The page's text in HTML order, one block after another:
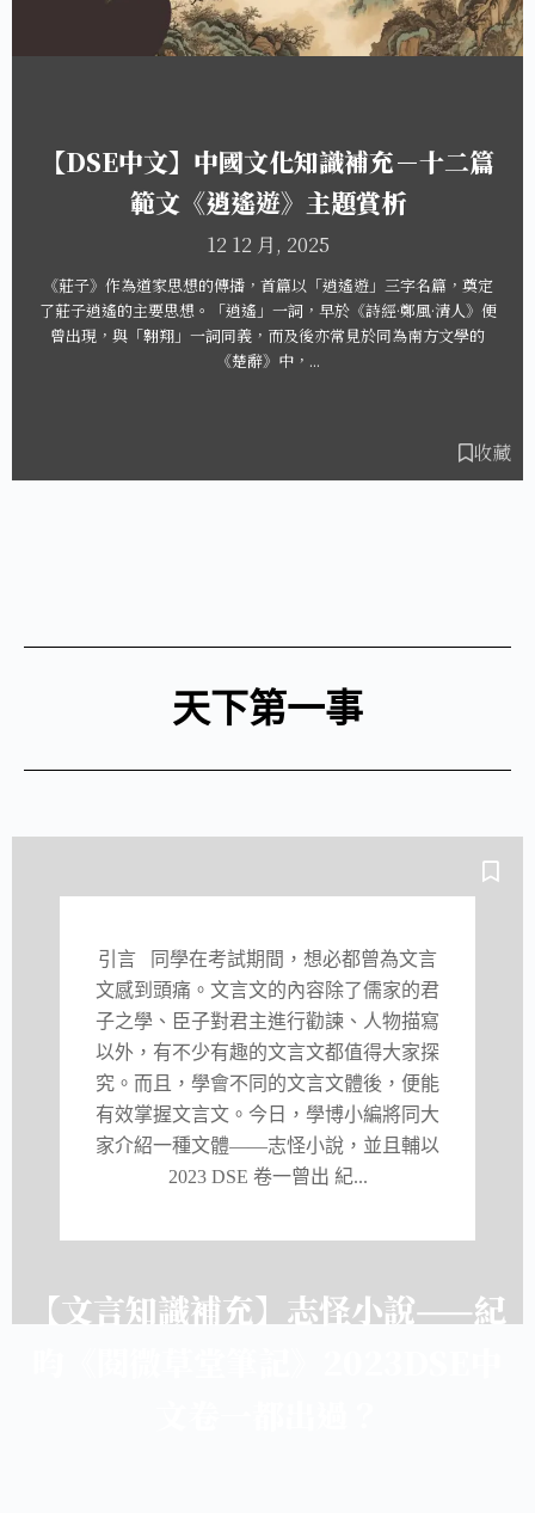
DSE中文中國文化知識補充——〈
看雪〉賞讀
4 12 月, 2025
晚明小品，表面上是一種自我眨損的名稱，卻對個人生
愉津津樂道，當中更講究的是文人精神上的個性解放。
品文集大成者」的張岱，對明史有著透澈的理解，因此
記錄了明朝社...
天下第一事
引言 同學在考試期間，想必都曾為文言
文感到頭痛。文言文的內容除了儒家的君
子之學、臣子對君主進行勸諫、人物描寫
以外，有不少有趣的文言文都值得大家探
究。而且，學會不同的文言文體後，便能
有效掌握文言文。今日，學博小編將同大
家介紹一種文體——志怪小說，並且輔以
2023 DSE 卷一曾出 紀...
【文言知識補充】志怪小說——紀